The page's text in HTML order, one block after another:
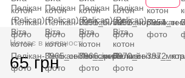
Немає в наявності
65 грн